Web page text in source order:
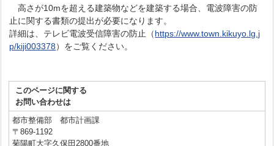
高さが10mを超える建築物などを建築する場合、電波障害の防
止に関する書類の提出が必要になります。
詳細は、テレビ電波受信障害の防止（https://www.town.kikuyo.lg.j
p/kiji003378）をご覧ください。
このページに関する
お問い合わせは
都市整備部 都市計画課
〒869-1192
菊陽町大字久保田2800番地